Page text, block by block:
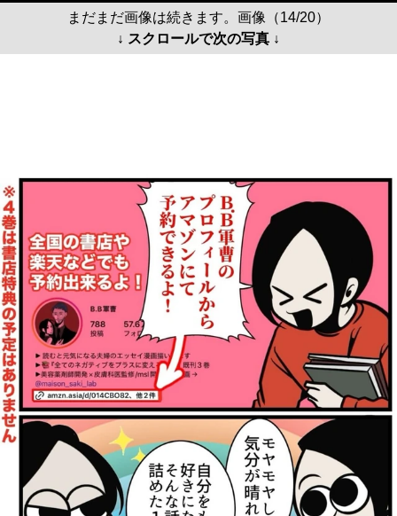
まだまだ画像は続きます。画像（14/20）
↓ スクロールで次の写真 ↓